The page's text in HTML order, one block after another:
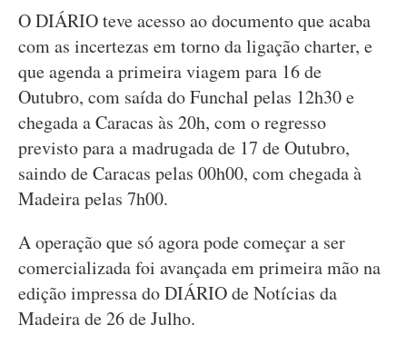
O DIÁRIO teve acesso ao documento que acaba
com as incertezas em torno da ligação charter, e
que agenda a primeira viagem para 16 de
Outubro, com saída do Funchal pelas 12h30 e
chegada a Caracas às 20h, com o regresso
previsto para a madrugada de 17 de Outubro,
saindo de Caracas pelas 00h00, com chegada à
Madeira pelas 7h00.
A operação que só agora pode começar a ser
comercializada foi avançada em primeira mão na
edição impressa do DIÁRIO de Notícias da
Madeira de 26 de Julho.